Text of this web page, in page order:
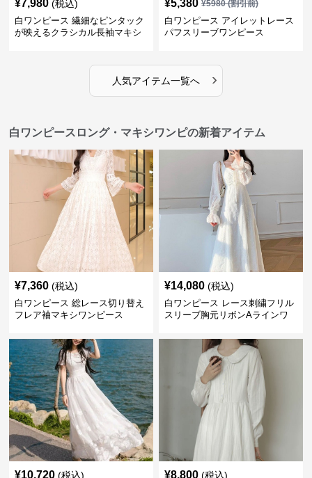
¥7,980 (税込)
白ワンピース 繊細なピンタック
が映えるクラシカル長袖マキシ
¥5,380 ¥5980(割引前)
白ワンピース アイレットレース
パフスリーブワンピース
人気アイテム一覧へ ›
白ワンピースロング・マキシワンピの新着アイテム
¥7,360 (税込)
白ワンピース 総レース切り替え
フレア袖マキシワンピース
¥14,080 (税込)
白ワンピース レース刺繍フリル
スリーブ胸元リボンAラインワ
¥10,720 (税込) ¥8,800 (税込)